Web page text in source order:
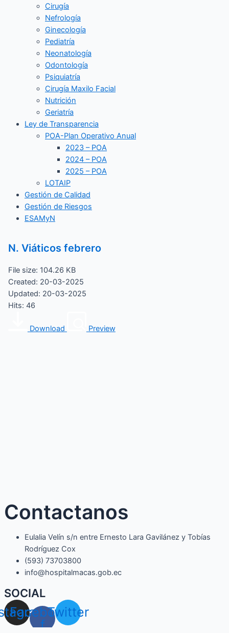
Cirugía
Nefrología
Ginecología
Pediatría
Neonatología
Odontología
Psiquiatría
Cirugía Maxilo Facial
Nutrición
Geriatría
Ley de Transparencia
POA-Plan Operativo Anual
2023 – POA
2024 – POA
2025 – POA
LOTAIP
Gestión de Calidad
Gestión de Riesgos
ESAMyN
N. Viáticos febrero
File size: 104.26 KB
Created: 20-03-2025
Updated: 20-03-2025
Hits: 46
Download Preview
Contactanos
Eulalia Velín s/n entre Ernesto Lara Gavilánez y Tobías
Rodríguez Cox
(593) 73703800​
info@hospitalmacas.gob.ec
SOCIAL
Facebook-
f
Twitter